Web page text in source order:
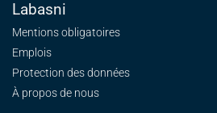
Labasni
Mentions obligatoires
Emplois
Protection des données
À propos de nous